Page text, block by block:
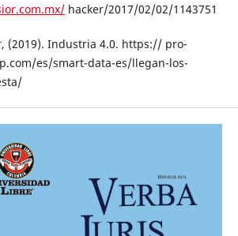
hacker/2017/02/02/1143751
(2019). Industria 4.0. https:// pro-
es/smart-data-es/llegan-los-